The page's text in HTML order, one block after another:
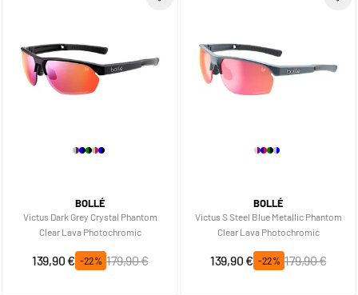
BOLLÉ
Victus Dark Grey Crystal Phantom
Clear Lava Photochromic
Prix spécial
139,90 € -22%
Prix normal
179,90 €
BOLLÉ
Victus S Steel Blue Metallic Phantom
Clear Lava Photochromic
Prix spécial
139,90 € -22%
Prix normal
179,90 €